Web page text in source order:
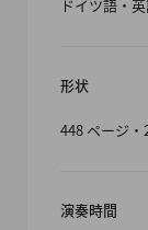
ドイツ語・
形状
448 ページ
演奏時間